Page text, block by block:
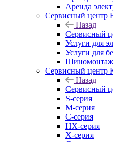
Аренда
Сервисный центр
Назад
Сервисный
Услуги для
Услуги для
Шиномонтаж
Сервисный центр
Назад
Сервисный
S-cерия
M-серия
С-серия
HX-серия
X-серия